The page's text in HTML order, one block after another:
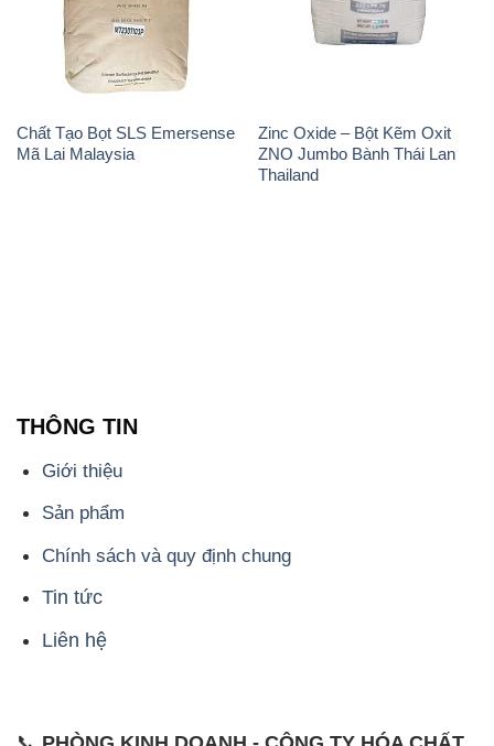
Chất Tạo Bọt SLS Emersense
Mã Lai Malaysia
Zinc Oxide – Bột Kẽm Oxit
ZNO Jumbo Bành Thái Lan
Thailand
THÔNG TIN
Giới thiệu
Sản phẩm
Chính sách và quy định chung
Tin tức
Liên hệ